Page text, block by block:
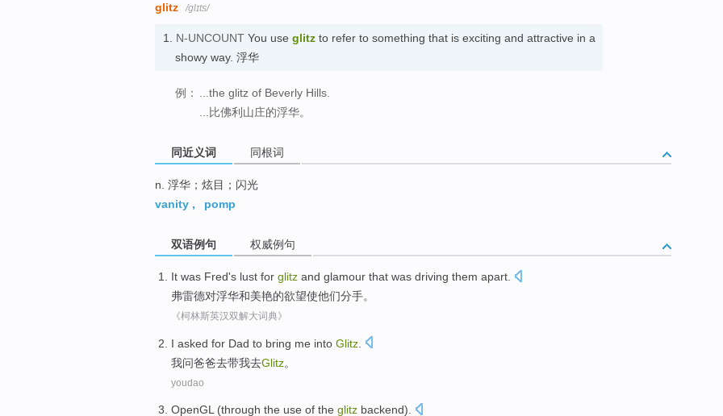
glitz /ɡlɪts/
1. N-UNCOUNT You use glitz to refer to something that is exciting and attractive in a
showy way. 浮华
例： ...the glitz of Beverly Hills.
...比佛利山庄的浮华。
同近义词 同根词
n. 浮华；炫目；闪光
vanity , pomp
双语例句 权威例句
It was Fred's lust for glitz and glamour that was driving them apart
弗雷德对浮华和美艳的欲望使他们分手。
《柯林斯英汉双解大词典》
I asked for Dad to bring me into Glitz
我问爸爸去带我去Glitz。
youdao
OpenGL(through the use of the glitz backend).